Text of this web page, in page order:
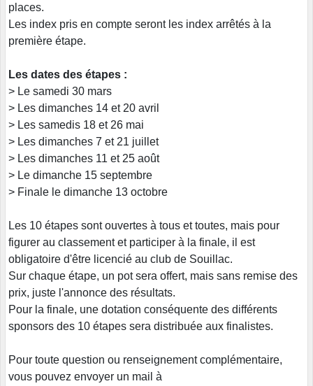
places.
Les index pris en compte seront les index arrêtés à la
première étape.
Les dates des étapes :
> Le samedi 30 mars
> Les dimanches 14 et 20 avril
> Les samedis 18 et 26 mai
> Les dimanches 7 et 21 juillet
> Les dimanches 11 et 25 août
> Le dimanche 15 septembre
> Finale le dimanche 13 octobre
Les 10 étapes sont ouvertes à tous et toutes, mais pour
figurer au classement et participer à la finale, il est
obligatoire d'être licencié au club de Souillac.
Sur chaque étape, un pot sera offert, mais sans remise des
prix, juste l'annonce des résultats.
Pour la finale, une dotation conséquente des différents
sponsors des 10 étapes sera distribuée aux finalistes.
Pour toute question ou renseignement complémentaire,
vous pouvez envoyer un mail à